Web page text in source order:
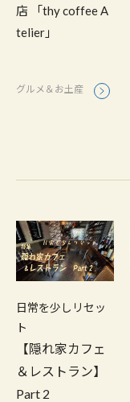
店 「thy coffee A
telier」
グルメ＆お土産
日常を少しリセッ
ト
【隠れ家カフェ
＆レストラン】
Part 2